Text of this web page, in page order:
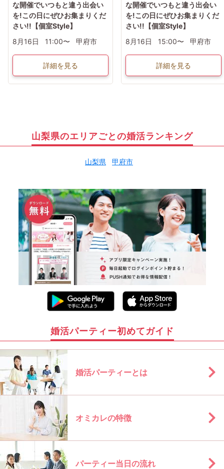
な開催でいつもと違う出会い
を!この日にぜひお集まりくだ
さい!!【個室Style】
8月16日
11:00〜 甲府市
詳細を見る
な開催でいつもと違う出会い
を!この日にぜひお集まりくだ
さい!!【個室Style】
8月16日
15:00〜 甲府市
詳細を見る
山梨県のエリアごとの婚活ランキング
山梨県 甲府市
婚活パーティー初めてガイド
婚活パーティーとは
オミカレの特徴
パーティー当日の流れ